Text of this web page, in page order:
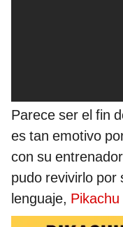
Parece ser el fin
es tan emotivo
con su
pudo revivirlo por
lenguaje, Pikachu